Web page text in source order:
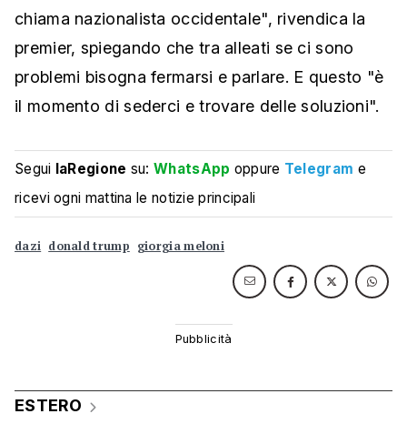
chiama nazionalista occidentale", rivendica la
premier, spiegando che tra alleati se ci sono
problemi bisogna fermarsi e parlare. E questo "è
il momento di sederci e trovare delle soluzioni".
Segui laRegione su:WhatsApp oppure Telegram e
ricevi ogni mattina le notizie principali
dazi donald trump giorgia meloni
ESTERO